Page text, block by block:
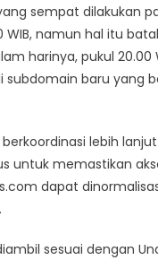
sempat dilakukan
WIB, namun hal itu
harinya, pukul 20.00
baru yang
lebih
untuk memastikan
dapat
sesuai dengan